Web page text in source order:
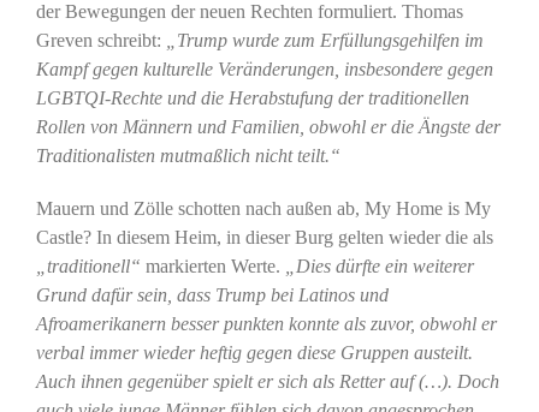
der Bewegungen der neuen Rechten formuliert. Thomas
Greven schreibt:
„Trump wurde zum Erfüllungsgehilfen im
Kampf gegen kulturelle Veränderungen, insbesondere gegen
LGBTQI-Rechte und die Herabstufung der traditionellen
Rollen von Männern und Familien, obwohl er die Ängste der
Traditionalisten mutmaßlich nicht teilt.“
Mauern und Zölle schotten nach außen ab, My Home is My
Castle? In diesem Heim, in dieser Burg gelten wieder die als
„traditionell“ markierten Werte.
„Dies dürfte ein weiterer
Grund dafür sein, dass Trump bei Latinos und
Afroamerikanern besser punkten konnte als zuvor, obwohl er
verbal immer wieder heftig gegen diese Gruppen austeilt.
Auch ihnen gegenüber spielt er sich als Retter auf (…). Doch